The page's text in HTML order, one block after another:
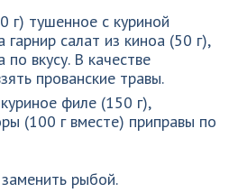
г) тушенное с куриной
гарнир салат из киноа (50 г),
вкусу. В качестве
прованские травы.
филе (150 г),
(100 г вместе) приправы по
рыбой.